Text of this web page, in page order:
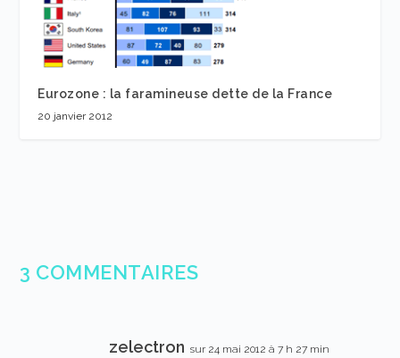
Eurozone : la faramineuse dette de la France
20 janvier 2012
3 COMMENTAIRES
zelectron sur 24 mai 2012 à 7 h 27 min